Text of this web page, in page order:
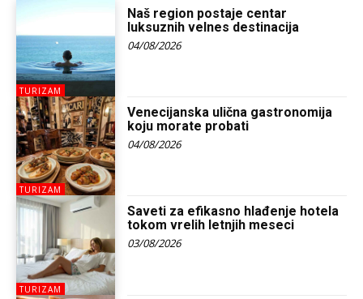
TURIZAM
Naš region postaje centar
luksuznih velnes destinacija
04/08/2026
TURIZAM
Venecijanska ulična gastronomija
koju morate probati
04/08/2026
TURIZAM
Saveti za efikasno hlađenje hotela
tokom vrelih letnjih meseci
03/08/2026